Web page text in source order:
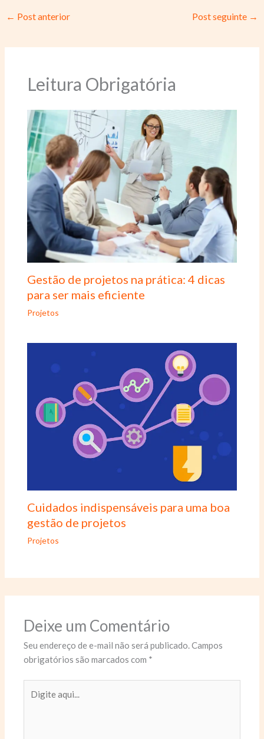
← Post anterior Post seguinte →
Leitura Obrigatória
Gestão de projetos na prática: 4 dicas
para ser mais eficiente
Projetos
Cuidados indispensáveis para uma boa
gestão de projetos
Projetos
Deixe um Comentário
Seu endereço de e-mail não será publicado.Campos
obrigatórios são marcados com *
aqui...